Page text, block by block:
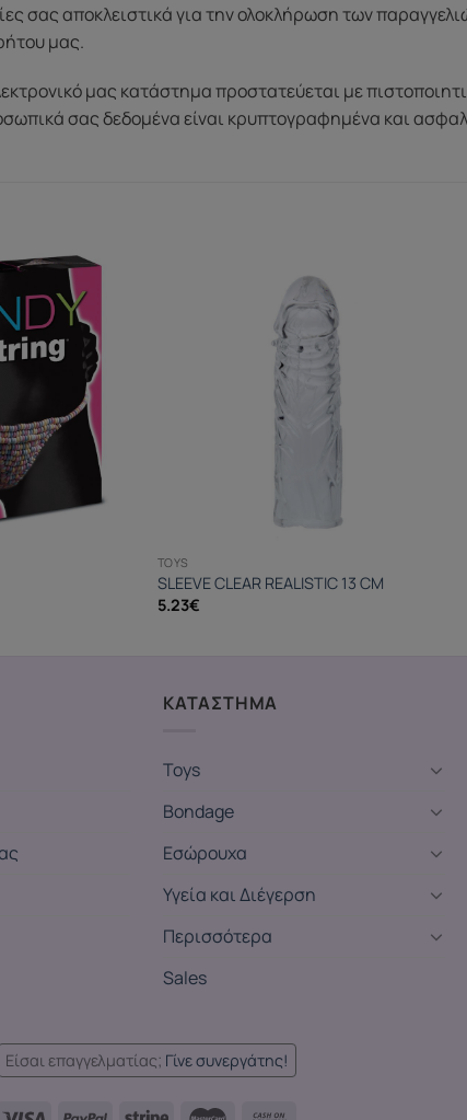
σας αποκλειστικά για την ολοκλήρωση των
μας.
μας κατάστημα προστατεύεται με
σας δεδομένα είναι κρυπτογραφημένα και
TOYS
SLEEVE CLEAR REALISTIC 13 CM
5.23€
ΚΑΤΑΣΤΗΜΑ
Toys
Bondage
Εσώρουχα
Υγεία και Διέγερση
Περισσότερα
Sales
Είσαι επαγγελματίας; Γίνε συνεργάτης!